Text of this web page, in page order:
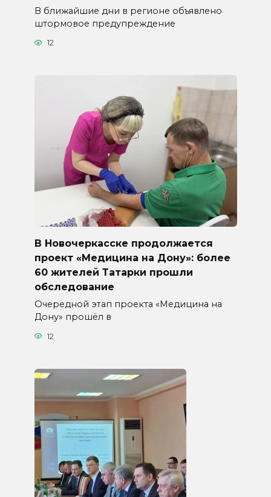
В ближайшие дни в регионе объявлено
штормовое предупреждение
12
В Новочеркасске продолжается
проект «Медицина на Дону»: более
60 жителей Татарки прошли
обследование
Очередной этап проекта «Медицина на
Дону» прошёл в
12